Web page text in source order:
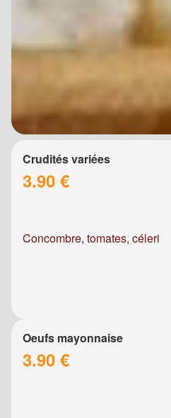
Crudités variées
3.90 €
Concombre, tomates, céleri
Oeufs mayonnaise
3.90 €